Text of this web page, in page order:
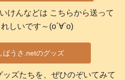
けんなどは こちらから送って
しいです～(о´∀`о)
ばうさ.netのグッズ
ッズたちを、ぜひのぞいてみて